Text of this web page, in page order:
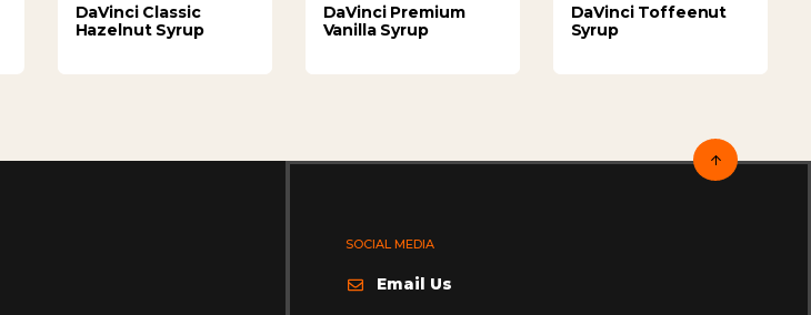
DaVinci Classic
Hazelnut Syrup
DaVinci Premium
Vanilla Syrup
DaVinci Toffeenut
Syrup
SOCIAL MEDIA
Email Us